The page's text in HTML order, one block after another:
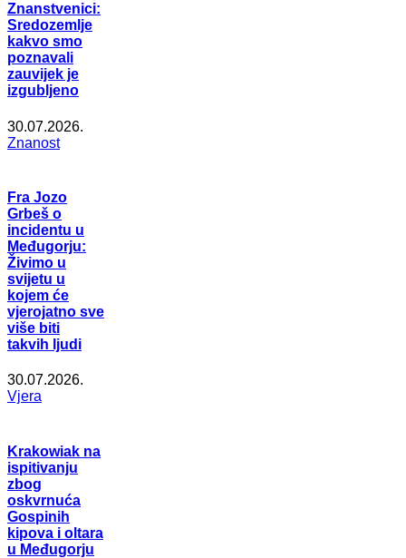
Znanstvenici:
Sredozemlje
kakvo smo
poznavali
zauvijek je
izgubljeno
30.07.2026.
Znanost
Fra Jozo
Grbeš o
incidentu u
Međugorju:
Živimo u
svijetu u
kojem će
vjerojatno sve
više biti
takvih ljudi
30.07.2026.
Vjera
Krakowiak na
ispitivanju
zbog
oskvrnuća
Gospinih
kipova i oltara
u Međugorju